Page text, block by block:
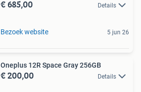
€ 685,00 Details
Bezoek website 5 jun 26
Oneplus 12R Space Gray 256GB
€ 200,00 Details